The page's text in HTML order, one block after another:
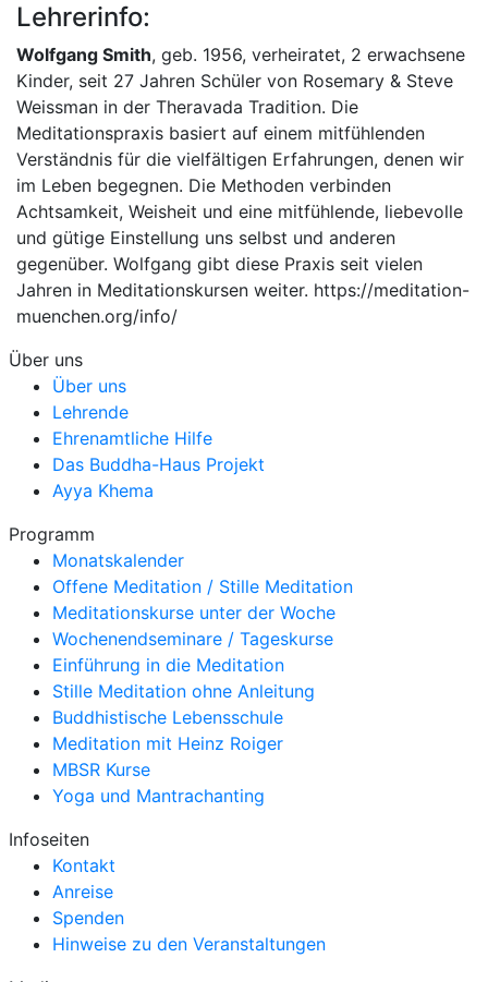
Lehrerinfo:
Wolfgang Smith, geb. 1956, verheiratet, 2 erwachsene
Kinder, seit 27 Jahren Schüler von Rosemary & Steve
Weissman in der Theravada Tradition. Die
Meditationspraxis basiert auf einem mitfühlenden
Verständnis für die vielfältigen Erfahrungen, denen wir
im Leben begegnen. Die Methoden verbinden
Achtsamkeit, Weisheit und eine mitfühlende, liebevolle
und gütige Einstellung uns selbst und anderen
gegenüber. Wolfgang gibt diese Praxis seit vielen
Jahren in Meditationskursen weiter. https://meditation-
muenchen.org/info/
Über uns
Über uns
Lehrende
Ehrenamtliche Hilfe
Das Buddha-Haus Projekt
Ayya Khema
Programm
Monatskalender
Offene Meditation / Stille Meditation
Meditationskurse unter der Woche
Wochenendseminare / Tageskurse
Einführung in die Meditation
Stille Meditation ohne Anleitung
Buddhistische Lebensschule
Meditation mit Heinz Roiger
MBSR Kurse
Yoga und Mantrachanting
Infoseiten
Kontakt
Anreise
Spenden
Hinweise zu den Veranstaltungen